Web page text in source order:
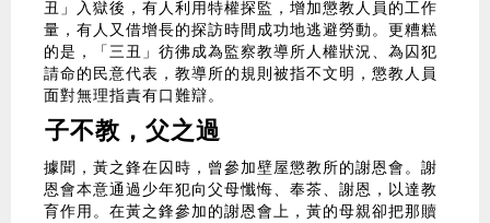
丑」入獄後，有人利用特權探監，增加懲教人員的工作
量，有人又借增長的探訪時間成功地逃避勞動。更糟糕
的是，「三丑」彷彿成為監察教導所人權狀況、為囚犯
請命的民意代表，教導所的規則被指不文明，懲教人員
面對無理指責有口難辯。
子不教，父之過
據聞，黃之鋒在囚時，曾參加壁屋懲教所的謝恩會。謝
恩會本意通過少年犯向父母懺悔、奉茶、謝恩，以達教
育作用。在黃之鋒參加的謝恩會上，黃的母親卻把那贖